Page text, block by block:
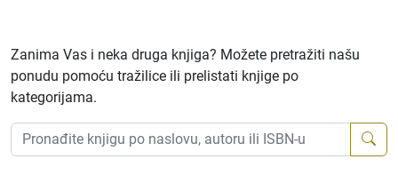
Zanima Vas i neka druga knjiga? Možete pretražiti našu
ponudu pomoću tražilice ili prelistati knjige po
kategorijama.